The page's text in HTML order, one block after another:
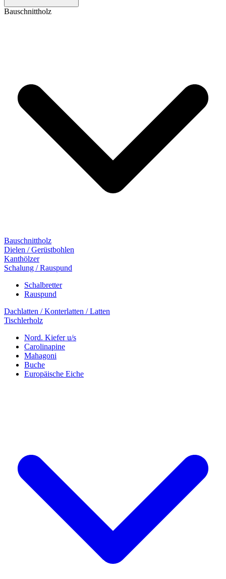
Bauschnittholz
Bauschnittholz
Dielen / Gerüstbohlen
Kanthölzer
Schalung / Rauspund
Schalbretter
Rauspund
Dachlatten / Konterlatten / Latten
Tischlerholz
Nord. Kiefer u/s
Carolinapine
Mahagoni
Buche
Europäische Eiche